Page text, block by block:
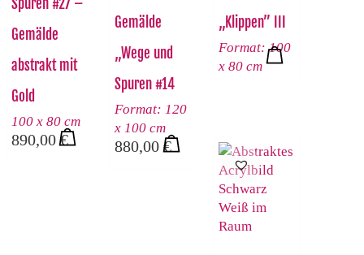
Gemälde
abstrakt mit
Gold
100 x 80 cm
890,00€
Gemälde
„Wege und
Spuren #14
Format: 120
x 100 cm
880,00€
„Klippen” III
Format: 100
x 80 cm